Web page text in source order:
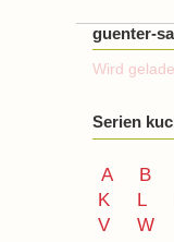
guenter-
Wird
Serien
A B
K
L
V
W